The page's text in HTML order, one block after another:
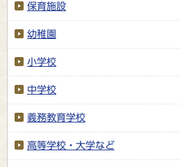
保育施設
幼稚園
小学校
中学校
義務教育学校
高等学校・大学など